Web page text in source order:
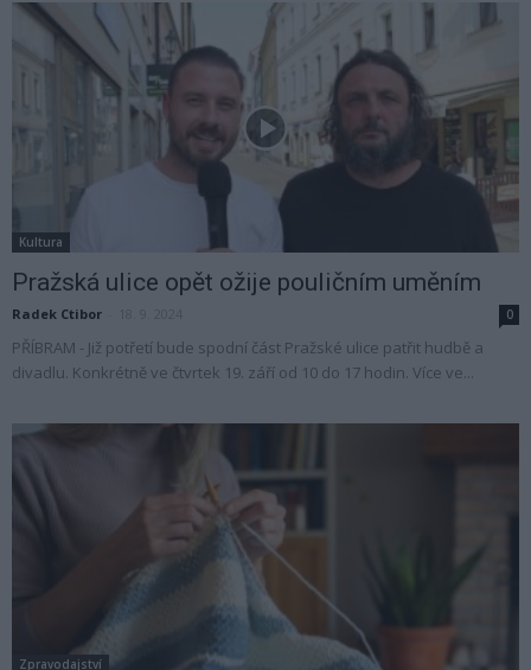
Kultura
Pražská ulice opět ožije pouličním uměním
Radek Ctibor 0
PŘÍBRAM - Již potřetí bude spodní část Pražské ulice patřit hudbě a
divadlu. Konkrétně ve čtvrtek 19. září od 10 do 17 hodin. Více ve...
Zpravodajství